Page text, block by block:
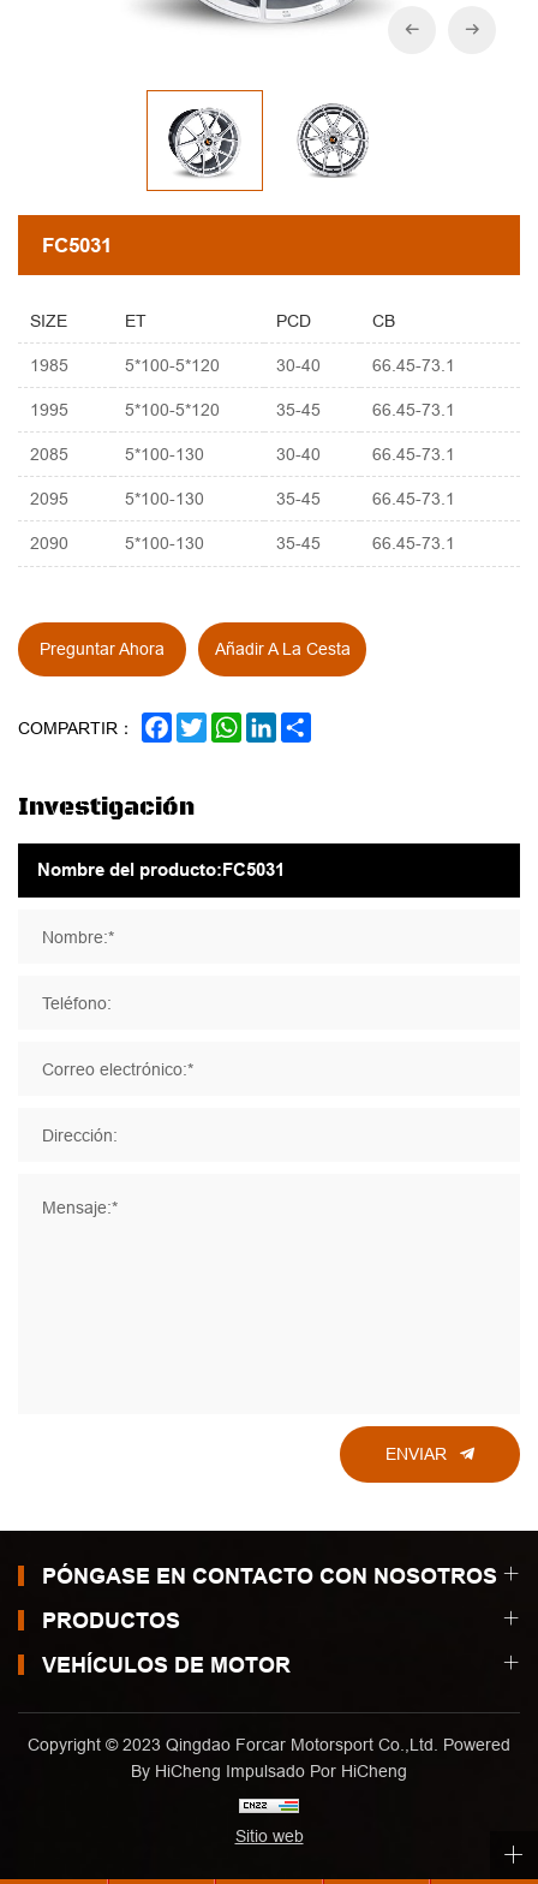
FC5031
SIZE ET PCD
CB
1985
5*100-5*120 30-40
66.45-73.1
1995
5*100-5*120 35-45
66.45-73.1
2085
5*100-130 30-40
66.45-73.1
2095
5*100-130 35-45
66.45-73.1
2090
5*100-130 35-45 66.45-73.1
Preguntar Ahora Añadir A La Cesta
COMPARTIR： FACEBOOK
TWITTERWHATSAPP
LINKEDIN
Investigación
Nombre:*
Teléfono:
Correo electrónico:*
Dirección:
Mensaje:*
ENVIAR
PÓNGASE EN CONTACTO CON NOSOTROS
PRODUCTOS
VEHÍCULOS DE MOTOR
Copyright © 2023 Qingdao Forcar Motorsport Co.,Ltd. Powered
By HiCheng Impulsado Por HiCheng
Sitio web